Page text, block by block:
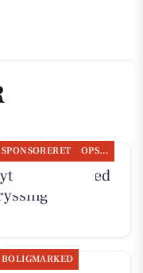
SPONSORERET OPSLAGSTAVLEN
fra Guldsmed
BOLIGMARKED